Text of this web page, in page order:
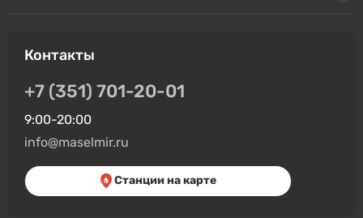
Контакты
+7 (351) 701-20-01
9:00-20:00
info@maselmir.ru
Станции на карте